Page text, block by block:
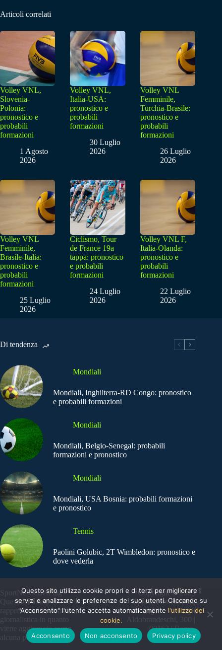
Articoli correlati
Volley VNL,
Slovenia-
Polonia:
pronostico e
probabili
formazioni
1 Agosto
2026
Volley VNL,
Italia-USA:
pronostico e
probabili
formazioni
30 Luglio
2026
Volley VNL
Femminile,
Turchia-Brasile:
pronostico e
probabili
formazioni
26 Luglio
2026
Volley VNL
Femminile,
Brasile-Italia:
pronostico e
probabili
formazioni
25 Luglio
2026
Ciclismo, Tour
de France 19a
tappa: pronostico
e probabili
formazioni
24 Luglio
2026
Volley VNL F,
Italia-Olanda:
pronostico e
probabili
formazioni
22 Luglio
2026
Di tendenza
Mondiali
Mondiali, Inghilterra-RD Congo: pronostico
e probabili formazioni
Mondiali
Mondiali, Belgio-Senegal: probabili
formazioni e pronostico
Mondiali
Mondiali, USA Bosnia: probabili formazioni
e pronostico
Tennis
Paolini Golubic, 2T Wimbledon: pronostico e
dove vederla
SportNews.BetFlag -
Questo sito non
rappresenta una testata
giornalistica in quanto
viene aggiornato senza
alcuna periodicità
Copyright © 2025
SportNews BetFlag
Sede Legale: Via degli
Aldobrandeschi, 300 |
00163 | Roma
Questo sito utilizza cookie propri e di terzi per migliorare i
servizi e analizzare le preferenze dei suoi utenti. Cliccando su
"Acconsento" l'utente accetta automaticamente l'utilizzo dei
cookie.
Acconsento
Non acconsento Privacy policy